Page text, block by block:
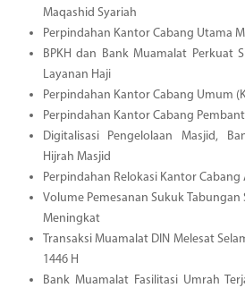
Maqashid Syariah
Perpindahan Kantor Cabang Utama
BPKH dan Bank Muamalat Perkuat
Layanan Haji
Perpindahan Kantor Cabang Umum
Perpindahan Kantor Cabang
Digitalisasi Pengelolaan Masjid,
Hijrah Masjid
Perpindahan Relokasi Kantor Cabang
Volume Pemesanan Sukuk Tabungan
Meningkat
Transaksi Muamalat DIN Melesat
1446 H
Bank Muamalat Fasilitasi Umrah